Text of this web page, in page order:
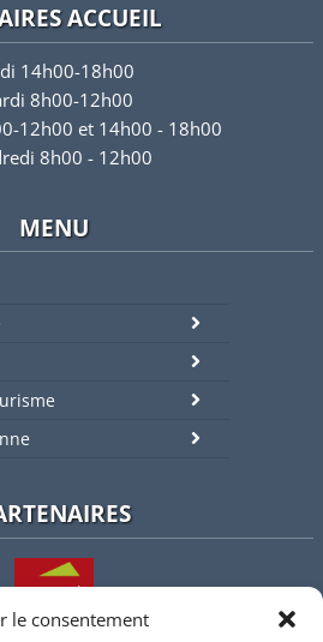
le consentement
ACCUEIL
14h00-18h00
8h00-12h00
12h00 et 14h00 - 18h00
8h00 - 12h00
MENU